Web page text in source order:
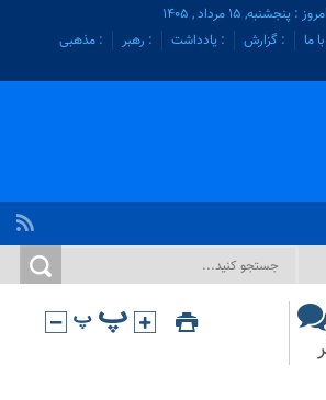
امروز : پنجشنبه, ۱۵ مرداد , ۱۴۰۵
ما : گزارش : یادداشت : رهبر
: مذهبی